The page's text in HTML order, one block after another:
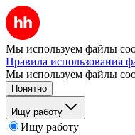
Мы используем файлы
Правила использования
Мы используем файлы
Понятно
Ищу работу
Ищу работу